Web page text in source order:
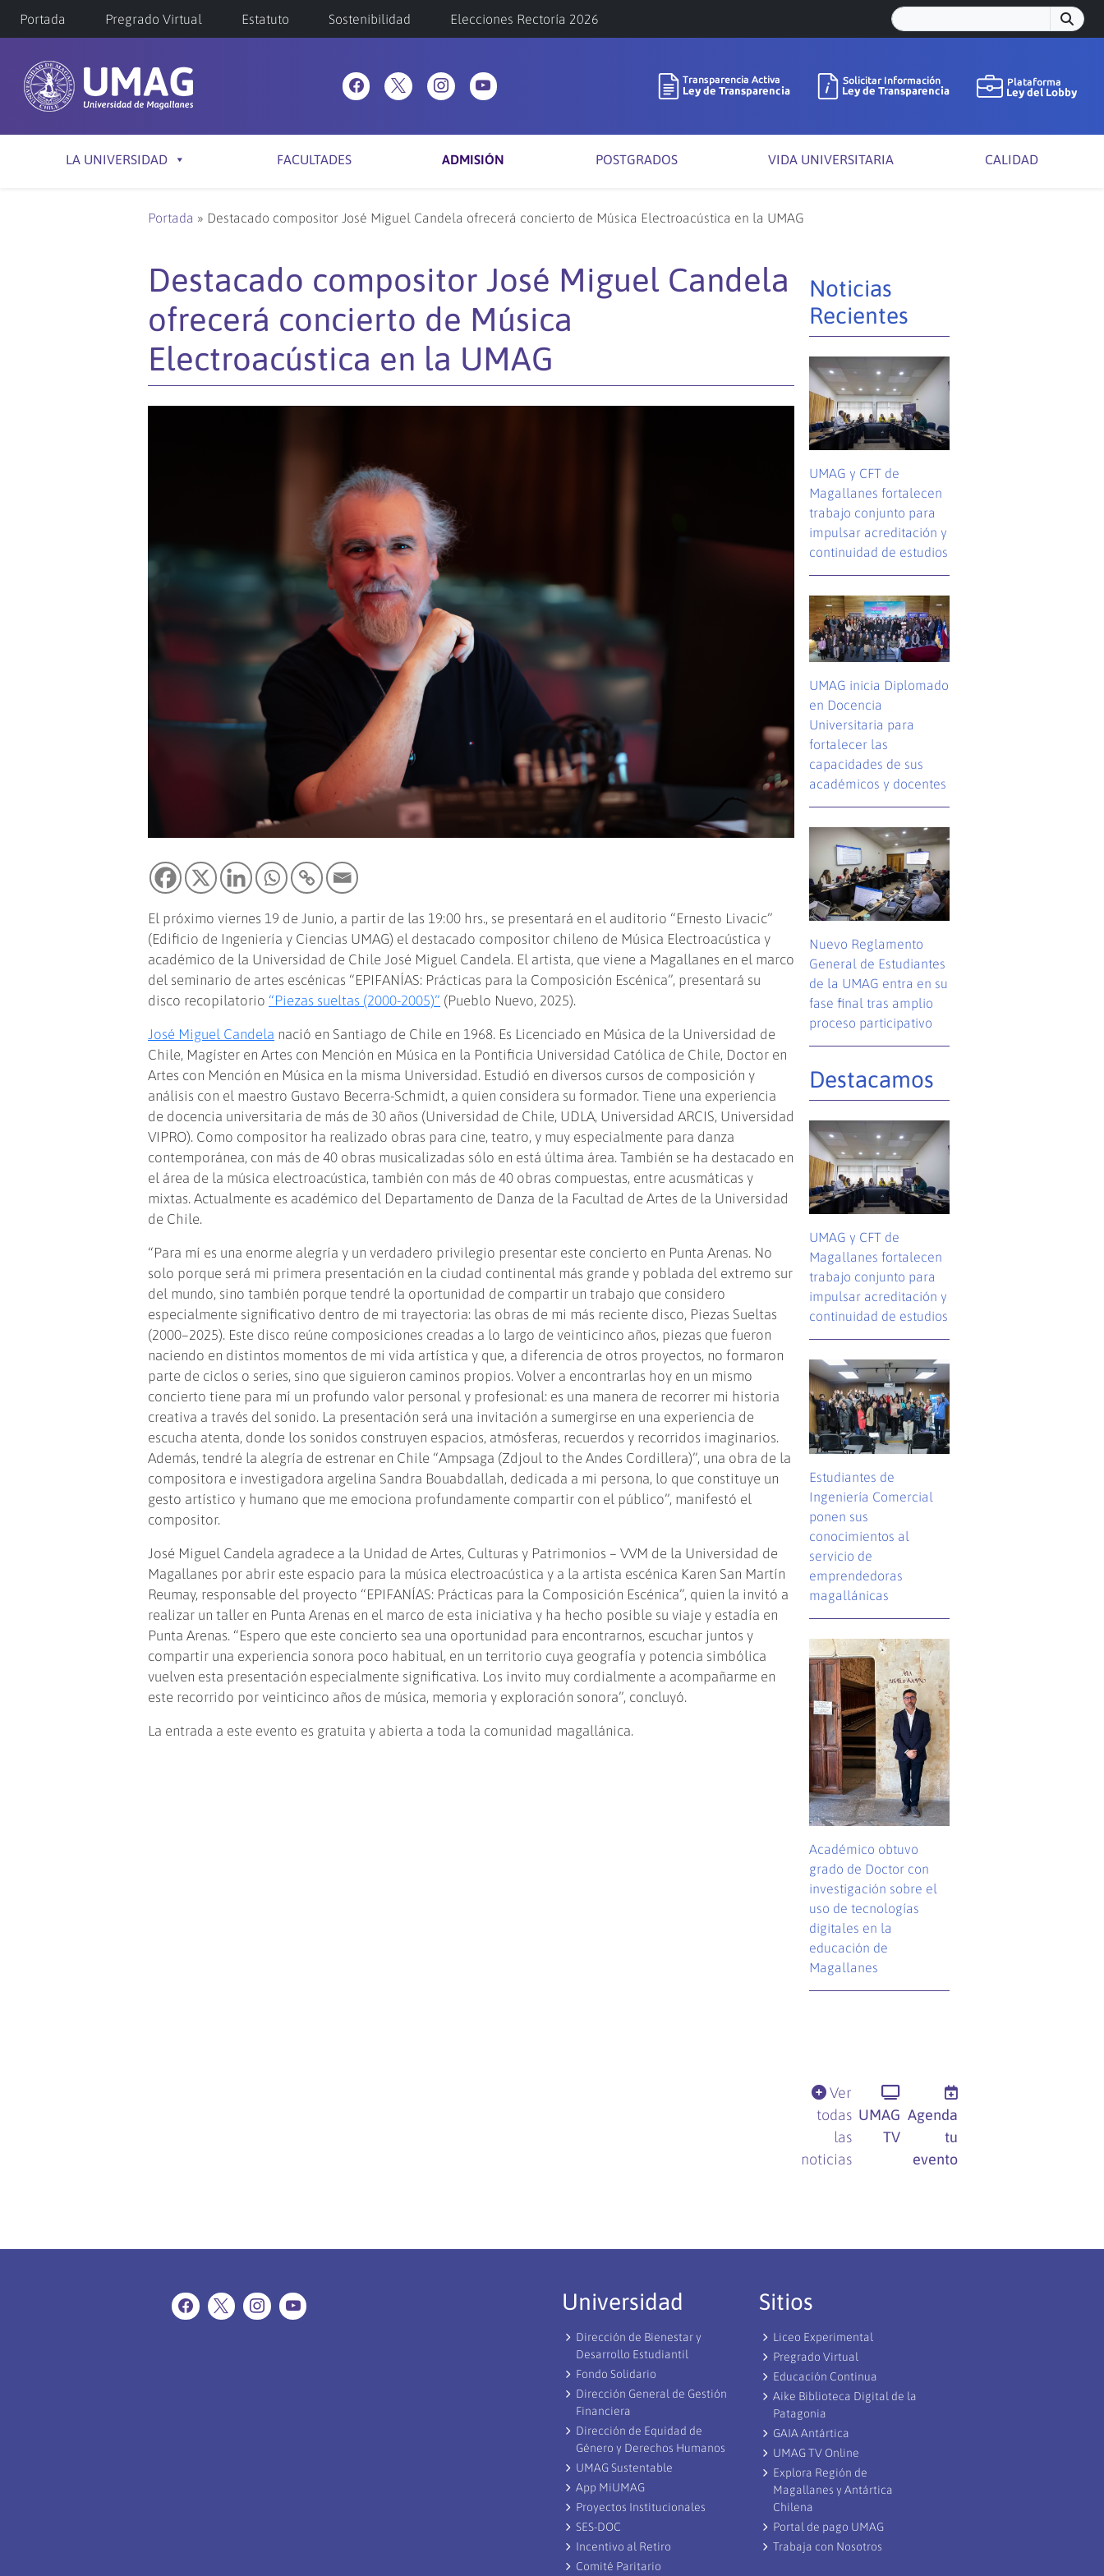
Portada Pregrado Virtual Estatuto Sostenibilidad Elecciones Rectoría 2026
LA UNIVERSIDAD FACULTADES ADMISIÓN POSTGRADOS VIDA UNIVERSITARIA CALIDAD
Portada » Destacado compositor José Miguel Candela ofrecerá concierto de Música Electroacústica en la UMAG
Destacado compositor José Miguel Candela
ofrecerá concierto de Música
Electroacústica en la UMAG
El próximo viernes 19 de Junio, a partir de las 19:00 hrs., se presentará en el auditorio “Ernesto Livacic”
(Edificio de Ingeniería y Ciencias UMAG) el destacado compositor chileno de Música Electroacústica y
académico de la Universidad de Chile José Miguel Candela. El artista, que viene a Magallanes en el marco
del seminario de artes escénicas “EPIFANÍAS: Prácticas para la Composición Escénica”, presentará su
disco recopilatorio “Piezas sueltas (2000-2005)” (Pueblo Nuevo, 2025).
José Miguel Candela nació en Santiago de Chile en 1968. Es Licenciado en Música de la Universidad de
Chile, Magíster en Artes con Mención en Música en la Pontificia Universidad Católica de Chile, Doctor en
Artes con Mención en Música en la misma Universidad. Estudió en diversos cursos de composición y
análisis con el maestro Gustavo Becerra-Schmidt, a quien considera su formador. Tiene una experiencia
de docencia universitaria de más de 30 años (Universidad de Chile, UDLA, Universidad ARCIS, Universidad
VIPRO). Como compositor ha realizado obras para cine, teatro, y muy especialmente para danza
contemporánea, con más de 40 obras musicalizadas sólo en está última área. También se ha destacado en
el área de la música electroacústica, también con más de 40 obras compuestas, entre acusmáticas y
mixtas. Actualmente es académico del Departamento de Danza de la Facultad de Artes de la Universidad
de Chile.
“Para mí es una enorme alegría y un verdadero privilegio presentar este concierto en Punta Arenas. No
solo porque será mi primera presentación en la ciudad continental más grande y poblada del extremo sur
del mundo, sino también porque tendré la oportunidad de compartir un trabajo que considero
especialmente significativo dentro de mi trayectoria: las obras de mi más reciente disco, Piezas Sueltas
(2000–2025). Este disco reúne composiciones creadas a lo largo de veinticinco años, piezas que fueron
naciendo en distintos momentos de mi vida artística y que, a diferencia de otros proyectos, no formaron
parte de ciclos o series, sino que siguieron caminos propios. Volver a encontrarlas hoy en un mismo
concierto tiene para mí un profundo valor personal y profesional: es una manera de recorrer mi historia
creativa a través del sonido. La presentación será una invitación a sumergirse en una experiencia de
escucha atenta, donde los sonidos construyen espacios, atmósferas, recuerdos y recorridos imaginarios.
Además, tendré la alegría de estrenar en Chile “Ampsaga (Zdjoul to the Andes Cordillera)”, una obra de la
compositora e investigadora argelina Sandra Bouabdallah, dedicada a mi persona, lo que constituye un
gesto artístico y humano que me emociona profundamente compartir con el público”, manifestó el
compositor.
José Miguel Candela agradece a la Unidad de Artes, Culturas y Patrimonios – VVM de la Universidad de
Magallanes por abrir este espacio para la música electroacústica y a la artista escénica Karen San Martín
Reumay, responsable del proyecto “EPIFANÍAS: Prácticas para la Composición Escénica”, quien la invitó a
realizar un taller en Punta Arenas en el marco de esta iniciativa y ha hecho posible su viaje y estadía en
Punta Arenas. “Espero que este concierto sea una oportunidad para encontrarnos, escuchar juntos y
compartir una experiencia sonora poco habitual, en un territorio cuya geografía y potencia simbólica
vuelven esta presentación especialmente significativa. Los invito muy cordialmente a acompañarme en
este recorrido por veinticinco años de música, memoria y exploración sonora”, concluyó.
La entrada a este evento es gratuita y abierta a toda la comunidad magallánica.
Noticias
Recientes
UMAG y CFT de
Magallanes fortalecen
trabajo conjunto para
impulsar acreditación y
continuidad de estudios
UMAG inicia Diplomado
en Docencia
Universitaria para
fortalecer las
capacidades de sus
académicos y docentes
Nuevo Reglamento
General de Estudiantes
de la UMAG entra en su
fase final tras amplio
proceso participativo
Destacamos
UMAG y CFT de
Magallanes fortalecen
trabajo conjunto para
impulsar acreditación y
continuidad de estudios
Estudiantes de
Ingeniería Comercial
ponen sus
conocimientos al
servicio de
emprendedoras
magallánicas
Académico obtuvo
grado de Doctor con
investigación sobre el
uso de tecnologías
digitales en la
educación de
Magallanes
Ver
todas
las
noticias
UMAG
TV
Agenda
tu
evento
Universidad
Dirección de Bienestar y
Desarrollo Estudiantil
Fondo Solidario
Dirección General de Gestión
Financiera
Dirección de Equidad de
Género y Derechos Humanos
UMAG Sustentable
App MiUMAG
Proyectos Institucionales
SES-DOC
Incentivo al Retiro
Comité Paritario
Sitios
Liceo Experimental
Pregrado Virtual
Educación Continua
Aike Biblioteca Digital de la
Patagonia
GAIA Antártica
UMAG TV Online
Explora Región de
Magallanes y Antártica
Chilena
Portal de pago UMAG
Trabaja con Nosotros